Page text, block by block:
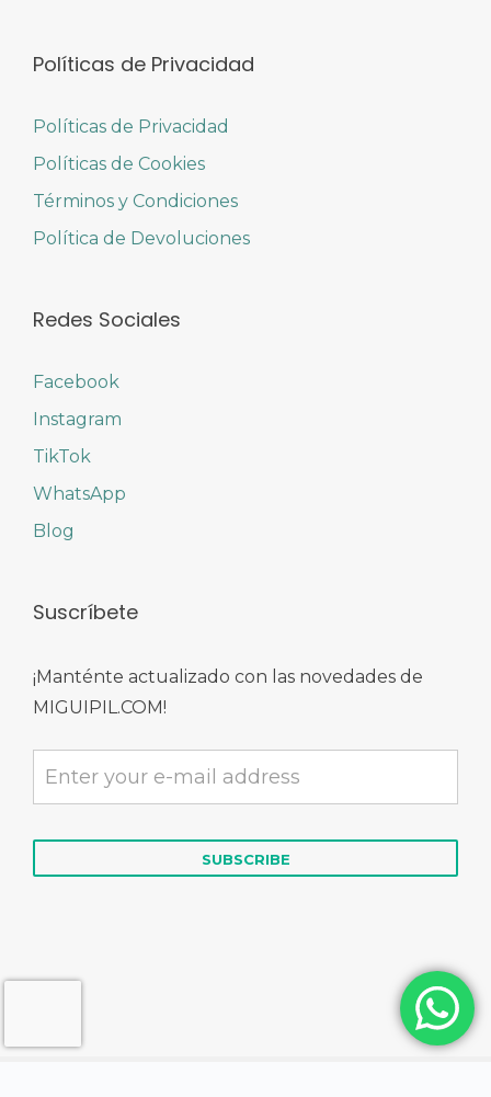
Políticas de Privacidad
Políticas de Privacidad
Políticas de Cookies
Términos y Condiciones
Política de Devoluciones
Redes Sociales
Facebook
Instagram
TikTok
WhatsApp
Blog
Suscríbete
¡Manténte actualizado con las novedades de
MIGUIPIL.COM!